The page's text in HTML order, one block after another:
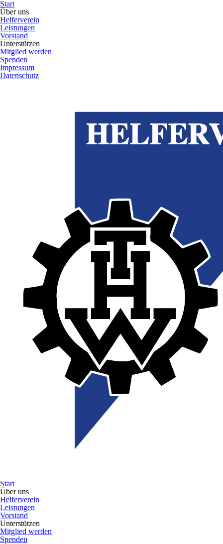
Start
Über uns
Helferverein
Leistungen
Vorstand
Unterstützen
Mitglied werden
Spenden
Impressum
Datenschutz
Start
Über uns
Helferverein
Leistungen
Vorstand
Unterstützen
Mitglied werden
Spenden